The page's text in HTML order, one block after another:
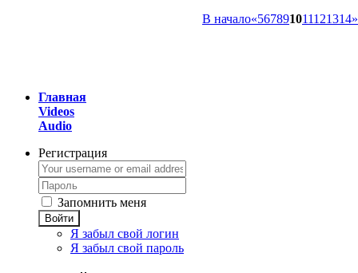
В начало«567891011121314»
Главная
Videos
Audio
Регистрация
Запомнить меня
Войти
Я забыл свой логин
Я забыл свой пароль